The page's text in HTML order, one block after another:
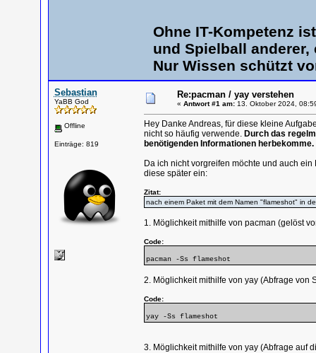
Ohne IT-Kompetenz
und Spielball anderer,
Nur Wissen schützt
Sebastian
YaBB God
Offline
Einträge: 819
Re:pacman / yay verstehen
« Antwort #1 am:13. Oktober 2024,
Hey Danke Andreas, für diese kleine
nicht so häufig verwende. Durch das
benötigenden Informationen herbekomme.
Da ich nicht vorgreifen möchte und auch
diese später ein:
Zitat:
nach einem Paket mit dem Namen "flameshot" in
1. Möglichkeit mithilfe von pacman (gelöst
Code:
pacman -Ss flameshot
2. Möglichkeit mithilfe von yay (Abfrage von
Code:
yay -Ss flameshot
3. Möglichkeit mithilfe von yay (Abfrage auf